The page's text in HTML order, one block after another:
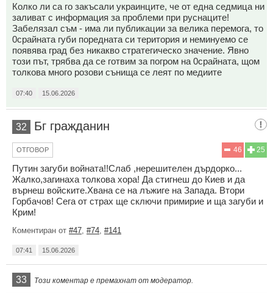
Колко ли са го закъсали украинците, че от една седмица ни
заливат с информация за проблеми при руснаците!
Забелязал съм - има ли публикации за велика перемога, то
0срайната губи поредната си територия и неминуемо се
появява град без никакво стратегическо значение. Явно
този път, трябва да се готвим за погром на 0срайната, щом
толкова много розови сънища се леят по медиите
07:40 15.06.2026
32 Бг гражданин
25
46
ОТГОВОР
Путин загуби войната!!Слаб ,нерешителен дърдорко...
Жалко,загинаха толкова хора! Да стигнеш до Киев и да
върнеш войските.Хвана се на лъжиге на Запада. Втори
Горбачов! Сега от страх ще сключи примирие и ща загуби и
Крим!
Коментиран от #47 #74 #141
07:41 15.06.2026
33 Този коментар е премахнат от модератор.